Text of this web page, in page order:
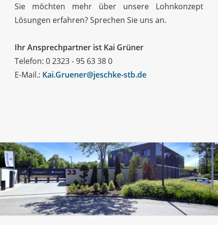
Sie möchten mehr über unsere Lohnkonzept
Lösungen erfahren? Sprechen Sie uns an.
Ihr Ansprechpartner ist Kai Grüner
Telefon: 0 2323 - 95 63 38 0
E-Mail.: Kai.Gruener@jeschke-stb.de